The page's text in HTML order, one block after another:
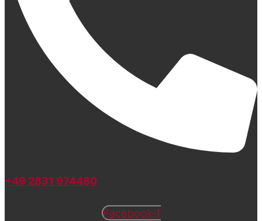
+49 2831 974480
Facebook-f